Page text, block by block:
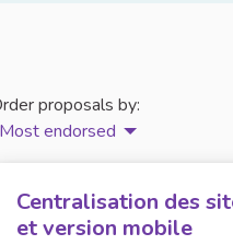
proposals by:
Most endorsed
Centralisation des
et version mobile